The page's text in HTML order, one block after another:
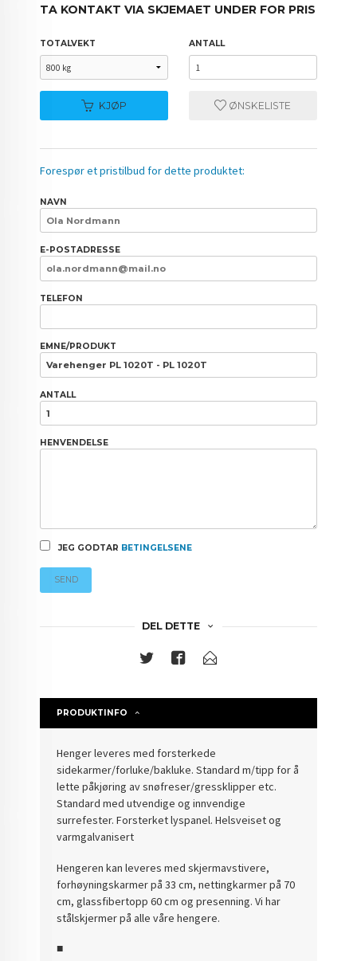
TA KONTAKT VIA SKJEMAET UNDER FOR PRIS
TOTALVEKT ANTALL
KJØP ØNSKELISTE
Forespør et pristilbud for dette produktet:
NAVN
E-POSTADRESSE
TELEFON
EMNE/PRODUKT
ANTALL
HENVENDELSE
JEG GODTAR BETINGELSENE
SEND
DEL DETTE
PRODUKTINFO
Henger leveres med forsterkede
sidekarmer/forluke/bakluke. Standard m/tipp for å
lette påkjøring av snøfreser/gressklipper etc.
Standard med utvendige og innvendige
surrefester. Forsterket lyspanel. Helsveiset og
varmgalvanisert
Hengeren kan leveres med skjermavstivere,
forhøyningskarmer på 33 cm, nettingkarmer på 70
cm, glassfibertopp 60 cm og presenning. Vi har
stålskjermer på alle våre hengere.
■